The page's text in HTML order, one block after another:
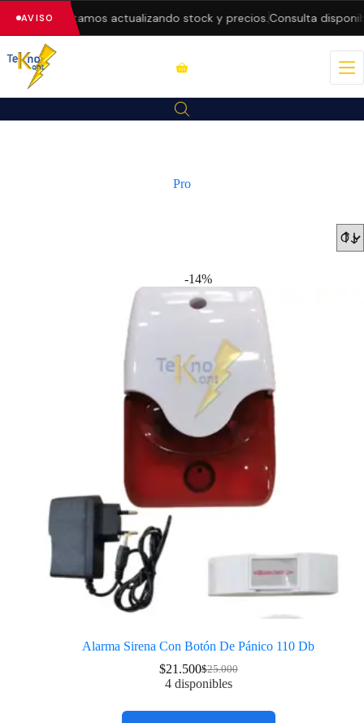
AVISO actualizando stock y precios. Consulta disponibilidad
Pro
-14%
Alarma Sirena Con Botón De Pánico 110 Db
$25.000
$21.500
4 disponibles